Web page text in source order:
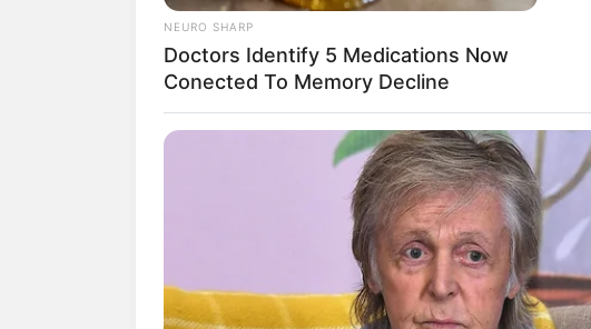
Wäre es nicht besser, wenn sich die
Herdenarmeen so viele andere
Quermania folgen:
NEURO SHARP
Doctors Identify 5 Medications Now
Conected To Memory Decline